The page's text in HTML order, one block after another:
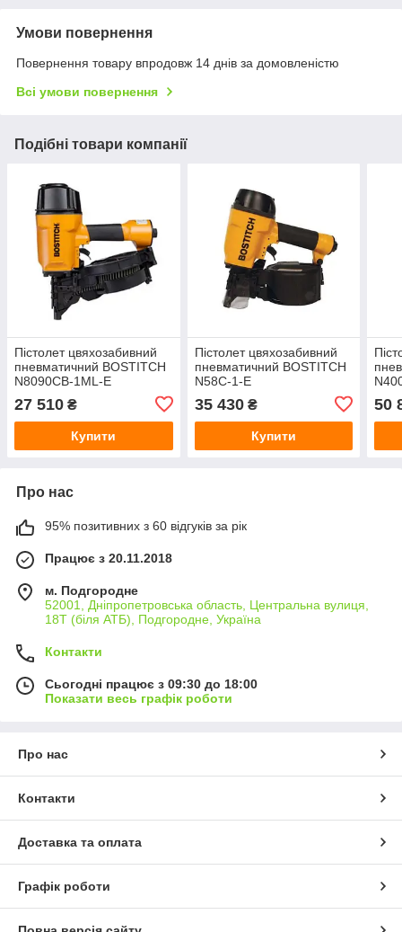
Умови повернення
Повернення товару впродовж 14 днів за домовленістю
Всі умови повернення
Подібні товари компанії
Пістолет цвяхозабивний
пневматичний BOSTITCH
N8090CB-1ML-E
27 510 ₴
Купити
Пістолет цвяхозабивний
пневматичний BOSTITCH
N58C-1-E
35 430₴
Купити
50
Про нас
95% позитивних з 60 відгуків за рік
Працює з 20.11.2018
м. Подгородне
52001, Дніпропетровська область, Центральна вулиця,
18Т (біля АТБ), Подгородне, Україна
Контакти
Сьогодні працює з 09:30 до 18:00
Показати весь графік роботи
Про нас
Контакти
Доставка та оплата
Графік роботи